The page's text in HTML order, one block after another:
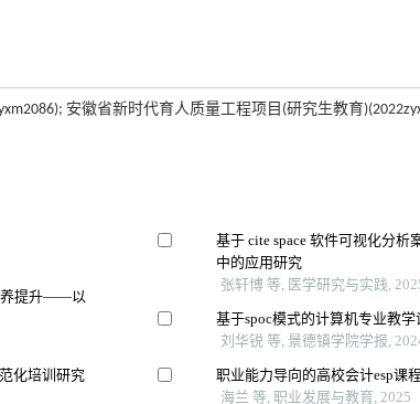
安徽省新时代育人质量工程项目(研究生教育